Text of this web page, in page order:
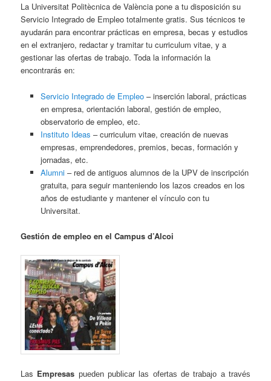
La Universitat Politècnica de València pone a tu disposición su
Servicio Integrado de Empleo totalmente gratis. Sus técnicos te
ayudarán para encontrar prácticas en empresa, becas y estudios
en el extranjero, redactar y tramitar tu curriculum vitae, y a
gestionar las ofertas de trabajo. Toda la información la
encontrarás en:
Servicio Integrado de Empleo– inserción laboral, prácticas
en empresa, orientación laboral, gestión de empleo,
observatorio de empleo, etc.
Instituto Ideas – curriculum vitae, creación de nuevas
empresas, emprendedores, premios, becas, formación y
jornadas, etc.
Alumni– red de antiguos alumnos de la UPV de inscripción
gratuita, para seguir manteniendo los lazos creados en los
años de estudiante y mantener el vínculo con tu
Universitat.
Gestión de empleo en el Campus d’Alcoi
Las Empresas pueden publicar las ofertas de trabajo a través